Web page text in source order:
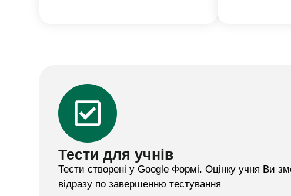
Тести для учнів
Тести створені у Google Формі. Оцінку учня Ви
відразу по завершенню тестування